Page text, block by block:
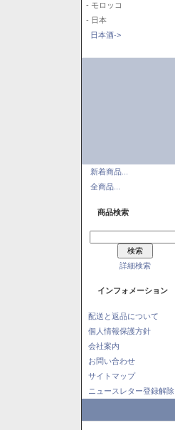
- モロッコ
- 日本
日本酒->
新着商品...
全商品...
商品検索
詳細検索
インフォメーション
配送と返品について
個人情報保護方針
会社案内
お問い合わせ
サイトマップ
ニュースレター登録解除